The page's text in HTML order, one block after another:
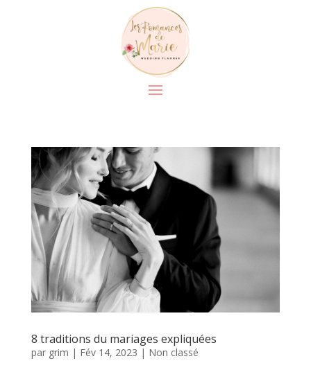
8 traditions du mariages expliquées
par grim | Fév 14, 2023 | Non classé